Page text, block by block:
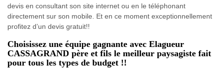
devis en consultant son site internet ou en le téléphonant
directement sur son mobile. Et en ce moment exceptionnellement
profitez d’un devis gratuit!!
Choisissez une équipe gagnante avec Elagueur
CASSAGRAND père et fils le meilleur paysagiste fait
pour tous les types de budget !!